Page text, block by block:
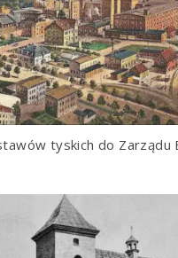
tyskich do Zarządu